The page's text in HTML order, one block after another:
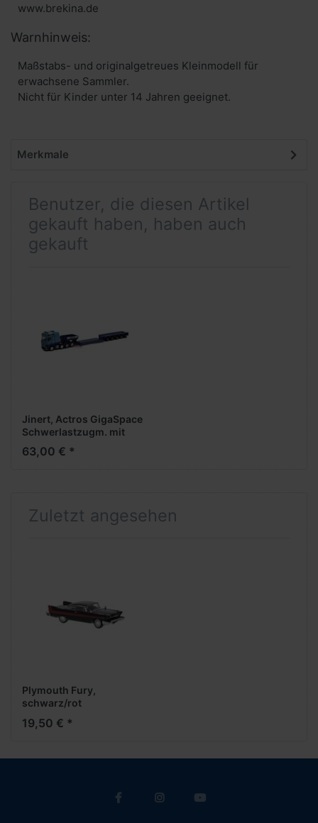
www.brekina.de
Warnhinweis:
Maßstabs- und originalgetreues Kleinmodell für
erwachsene Sammler.
Nicht für Kinder unter 14 Jahren geeignet.
Merkmale
Benutzer, die diesen Artikel
gekauft haben, haben auch
gekauft
Jinert, Actros GigaSpace
Schwerlastzugm. mit
Goldhofer Tieflader (S)
63,00 € *
Zuletzt angesehen
Plymouth Fury,
schwarz/rot
19,50 € *